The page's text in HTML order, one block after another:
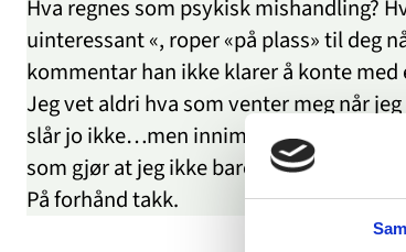
Hva regnes som psykisk mishandling?
uinteressant «, roper «på plass» til deg
kommentar han ikke klarer å konte
Jeg vet aldri hva som venter meg når
slår jo ikke…men innimellom er jeg redd
som gjør at jeg ikke bare kan pakke å dra
På forhånd takk.